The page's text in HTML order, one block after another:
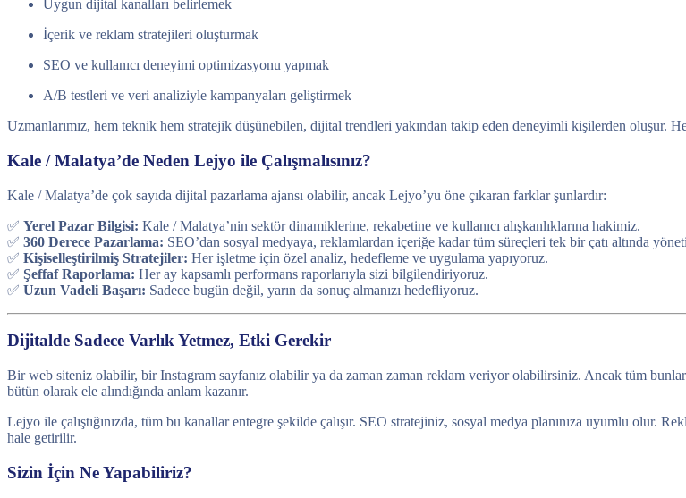
Uygun dijital kanalları belirlemek
İçerik ve reklam stratejileri oluşturmak
SEO ve kullanıcı deneyimi optimizasyonu yapmak
A/B testleri ve veri analiziyle kampanyaları geliştirmek
Uzmanlarımız, hem teknik hem stratejik düşünebilen, dijital trendleri yakından takip eden deneyimli kişilerden oluşur.
Kale / Malatya’de Neden Lejyo ile Çalışmalısınız?
Kale / Malatya’de çok sayıda dijital pazarlama ajansı olabilir, ancak Lejyo’yu öne çıkaran farklar şunlardır:
✅ Yerel Pazar Bilgisi: Kale / Malatya’nin sektör dinamiklerine, rekabetine ve kullanıcı alışkanlıklarına hakimiz.
✅ 360 Derece Pazarlama: SEO’dan sosyal medyaya, reklamlardan içeriğe kadar tüm süreçleri tek bir çatı altında
✅ Kişiselleştirilmiş Stratejiler: Her işletme için özel analiz, hedefleme ve uygulama yapıyoruz.
✅ Şeffaf Raporlama: Her ay kapsamlı performans raporlarıyla sizi bilgilendiriyoruz.
✅ Uzun Vadeli Başarı: Sadece bugün değil, yarın da sonuç almanızı hedefliyoruz.
Dijitalde Sadece Varlık Yetmez, Etki Gerekir
Bir web siteniz olabilir, bir Instagram sayfanız olabilir ya da zaman zaman reklam veriyor olabilirsiniz. Ancak tüm
bütün olarak ele alındığında anlam kazanır.
Lejyo ile çalıştığınızda, tüm bu kanallar entegre şekilde çalışır. SEO stratejiniz, sosyal medya planınıza uyumlu olur.
hale getirilir.
Sizin İçin Ne Yapabiliriz?